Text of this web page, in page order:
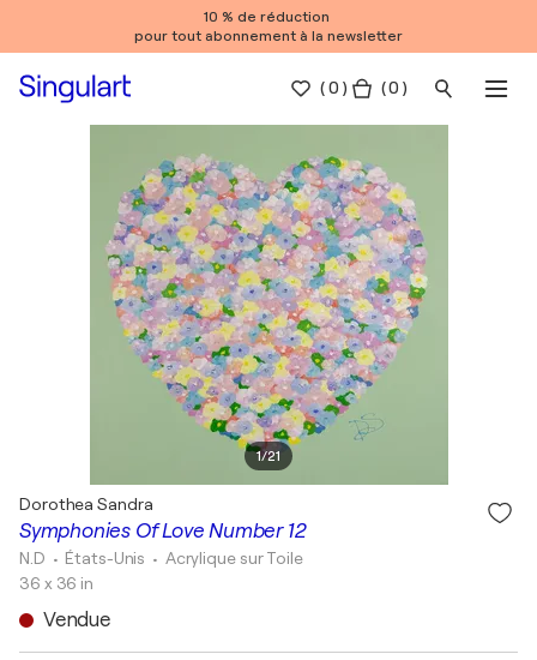
10 % de réduction
pour tout abonnement à la newsletter
(0 ) ( 0 )
1/21
Symphonies Of Love Number 12
Dorothea Sandra
N.D • États-Unis • Acrylique sur Toile
36 x 36 in
Vendue